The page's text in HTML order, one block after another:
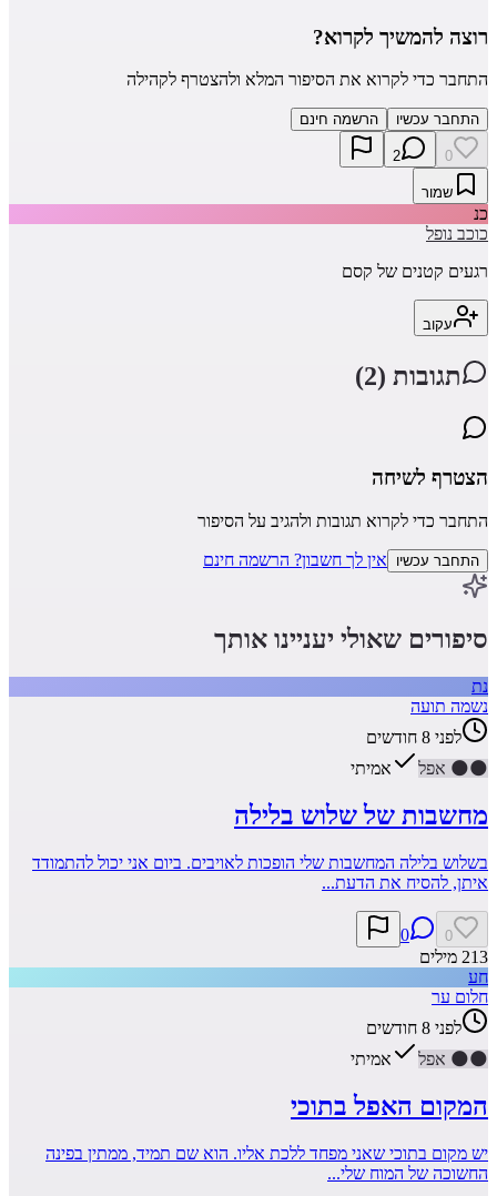
רוצה להמשיך לקרוא?
התחבר כדי לקרוא את הסיפור המלא ולהצטרף לקהילה
התחבר עכשיו הרשמה חינם
0
2
שמור
כנ
כוכב נופל
רגעים קטנים של קסם
עקוב
תגובות (2
)
הצטרף לשיחה
התחבר כדי לקרוא תגובות ולהגיב על הסיפור
התחבר עכשיו אין לך חשבון? הרשמה חינם
סיפורים שאולי יעניינו אותך
נת
נשמה תועה
לפני 8 חודשים
🌑
🌑 אפל אמיתי
מחשבות של שלוש בלילה
בשלוש בלילה המחשבות שלי הופכות לאויבים. ביום אני יכול להתמודד
איתן, להסיח את הדעת...
0
0
213 מילים
חע
חלום ער
לפני 8 חודשים
🌑
🌑 אפל אמיתי
המקום האפל בתוכי
יש מקום בתוכי שאני מפחד ללכת אליו. הוא שם תמיד, ממתין בפינה
החשוכה של המוח שלי...